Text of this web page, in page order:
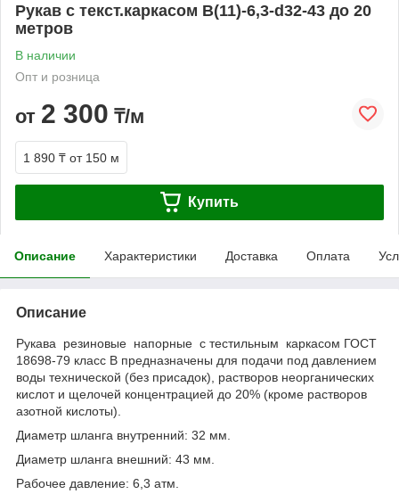
Рукав с текст.каркасом В(11)-6,3-d32-43 до 20
метров
В наличии
Опт и розница
от 2 300 ₸/м
1 890 ₸ от 150 м
Купить
Описание Характеристики Доставка Оплата
Описание
Рукава резиновые напорные с тестильным каркасом ГОСТ
18698-79 класс В предназначены для подачи под давлением
воды технической (без присадок), растворов неорганических
кислот и щелочей концентрацией до 20% (кроме растворов
азотной кислоты).
Диаметр шланга внутренний: 32 мм.
Диаметр шланга внешний: 43 мм.
Рабочее давление: 6,3 атм.